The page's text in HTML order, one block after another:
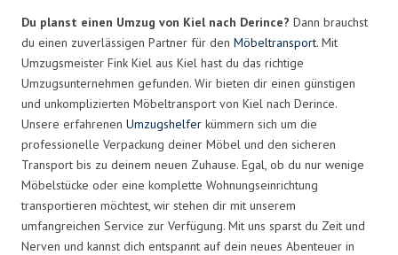
Du planst einen Umzug von Kiel nach Derince? Dann brauchst
du einen zuverlässigen Partner für den Möbeltransport. Mit
Umzugsmeister Fink Kiel aus Kiel hast du das richtige
Umzugsunternehmen gefunden. Wir bieten dir einen günstigen
und unkomplizierten Möbeltransport von Kiel nach Derince.
Unsere erfahrenen Umzugshelfer kümmern sich um die
professionelle Verpackung deiner Möbel und den sicheren
Transport bis zu deinem neuen Zuhause. Egal, ob du nur wenige
Möbelstücke oder eine komplette Wohnungseinrichtung
transportieren möchtest, wir stehen dir mit unserem
umfangreichen Service zur Verfügung. Mit uns sparst du Zeit und
Nerven und kannst dich entspannt auf dein neues Abenteuer in